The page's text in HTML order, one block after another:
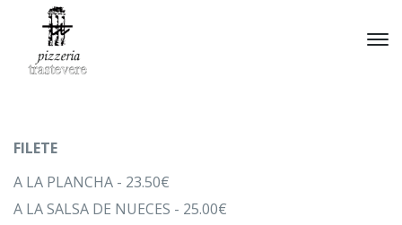
FILETE
A LA PLANCHA - 23.50€
A LA SALSA DE NUECES - 25.00€